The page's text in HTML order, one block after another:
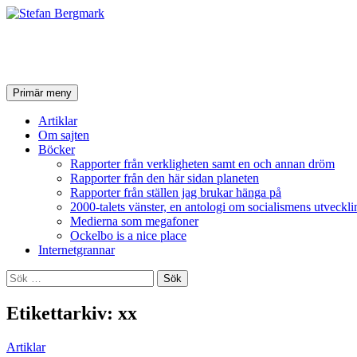
SökPrimär meny Hoppa
till
innehåll
Artiklar
Om sajten
Böcker
Rapporter från verkligheten samt en och annan dröm
Rapporter från den här sidan planeten
Rapporter från ställen jag brukar hänga på
2000-talets vänster, en antologi om socialismens
Medierna som megafoner
Ockelbo is a nice place
Internetgrannar
Sök
efter:
Etikettarkiv: xx
Artiklar